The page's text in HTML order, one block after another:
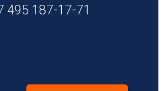
495 187-17-71